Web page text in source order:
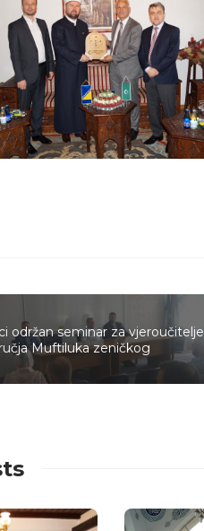
održan seminar za vjeroučitelje
Muftiluka zeničkog